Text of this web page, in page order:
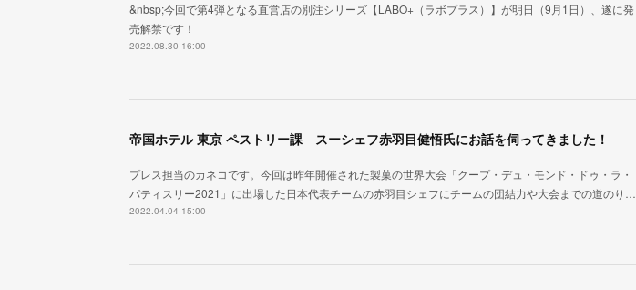
&nbsp;今回で第4弾となる直営店の別注シリーズ【LABO+（ラボプラス）】が明日（9月1日）、遂に発
売解禁です！
2022.08.30 16:00
帝国ホテル 東京 ペストリー課 スーシェフ赤羽目健悟氏にお話を伺ってきました！
プレス担当のカネコです。今回は昨年開催された製菓の世界大会「クープ・デュ・モンド・ドゥ・ラ・
パティスリー2021」に出場した日本代表チームの赤羽目シェフにチームの団結力や大会までの道のり…
2022.04.04 15:00